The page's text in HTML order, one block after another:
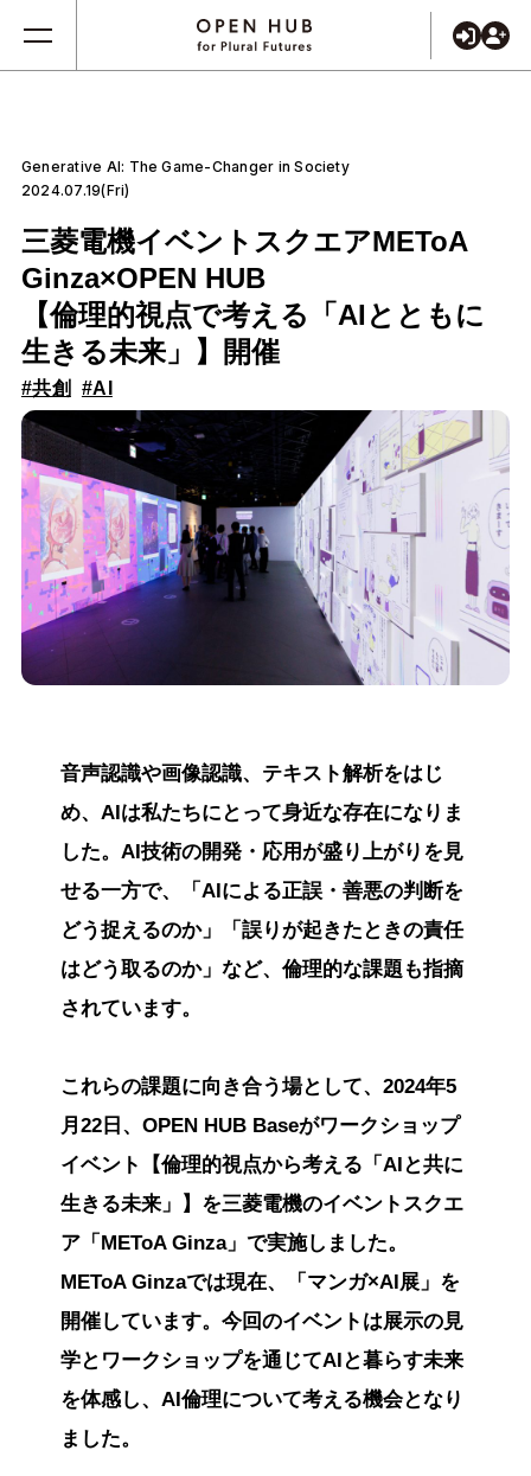
Generative AI: The Game-Changer in Society
2024.07.19(Fri)
三菱電機イベントスクエアMEToA
Ginza×OPEN HUB
【倫理的視点で考える「AIとともに
生きる未来」】開催
#共創 #AI
音声認識や画像認識、テキスト解析をはじ
め、AIは私たちにとって身近な存在になりま
した。AI技術の開発・応用が盛り上がりを見
せる一方で、「AIによる正誤・善悪の判断を
どう捉えるのか」「誤りが起きたときの責任
はどう取るのか」など、倫理的な課題も指摘
されています。
これらの課題に向き合う場として、2024年5
月22日、OPEN HUB Baseがワークショップ
イベント【倫理的視点から考える「AIと共に
生きる未来」】を三菱電機のイベントスクエ
ア「METoA Ginza」で実施しました。
METoA Ginzaでは現在、「マンガ×AI展」を
開催しています。今回のイベントは展示の見
学とワークショップを通じてAIと暮らす未来
を体感し、AI倫理について考える機会となり
ました。